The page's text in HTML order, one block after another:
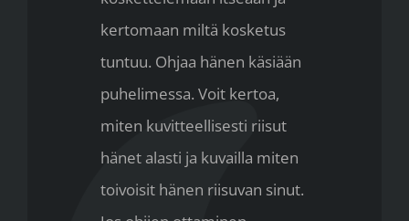
kertomaan miltä kosketus
tuntuu. Ohjaa hänen käsiään
puhelimessa. Voit kertoa,
miten kuvitteellisesti riisut
hänet alasti ja kuvailla miten
toivoisit hänen riisuvan sinut.